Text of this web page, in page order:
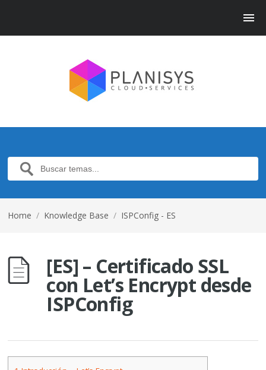
Home / Knowledge Base / ISPConfig - ES
[ES] – Certificado SSL
con Let’s Encrypt desde
ISPConfig